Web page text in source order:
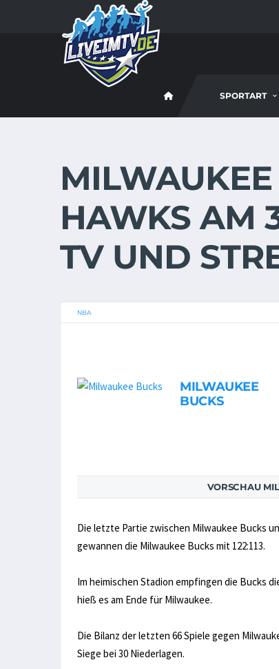
SPORTART
HAWKS AM
TV UND
NBA
MILWAUKEE
BUCKS
VORSCHAU
Die letzte Partie zwischen Milwaukee Bucks
gewannen die Milwaukee Bucks mit 122:113.
Im heimischen Stadion empfingen die Bucks
hieß es am Ende für Milwaukee.
Die Bilanz der letzten 66 Spiele gegen
Siege bei 30 Niederlagen.